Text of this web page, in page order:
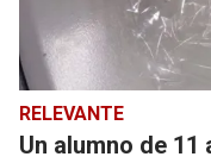
RELEVANTE
Un alumno de